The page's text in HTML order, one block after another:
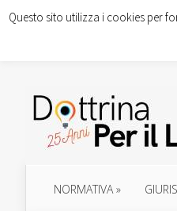
NORMATIVA»
Questo sito utilizza i cookies per